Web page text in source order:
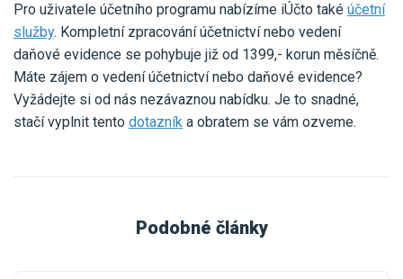
Pro uživatele účetního programu nabízíme iÚčto také účetní
služby. Kompletní zpracování účetnictví nebo vedení
daňové evidence se pohybuje již od 1399,- korun měsíčně.
Máte zájem o vedení účetnictví nebo daňové evidence?
Vyžádejte si od nás nezávaznou nabídku. Je to snadné,
stačí vyplnit tento dotazník a obratem se vám ozveme.
Podobné články